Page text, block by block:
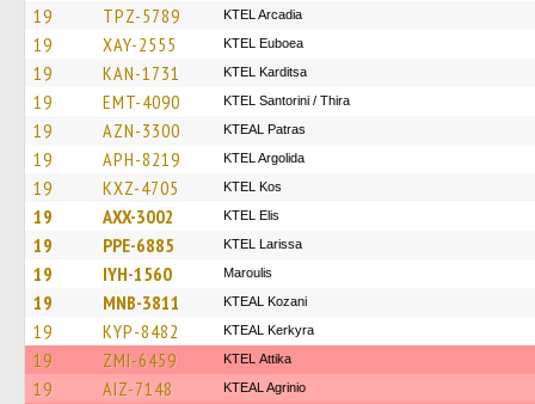
19 TPZ-5789 KTEL Arcadia
19 XAY-2555 ΚΤΕL Euboea
19 KAN-1731 ΚΤΕL Karditsa
19 EMT-4090 KTEL Santorini / Thira
19 AZN-3300 KTEAL Patras
19 APH-8219 KTEL Argolida
19 KXZ-4705 KTEL Kos
19 AXX-3002 KTEL Elis
19 PPE-6885 KTEL Larissa
19 IYH-1560 Maroulis
19 MNB-3811 KTEAL Kozani
19 KYP-8482 KTEAL Kerkyra
19 ZMI-6459 KΤΕL Αttika
19 AIZ-7148 KTEAL Agrinio